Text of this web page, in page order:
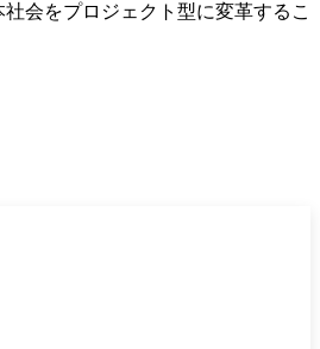
会をプロジェクト型に変革するこ